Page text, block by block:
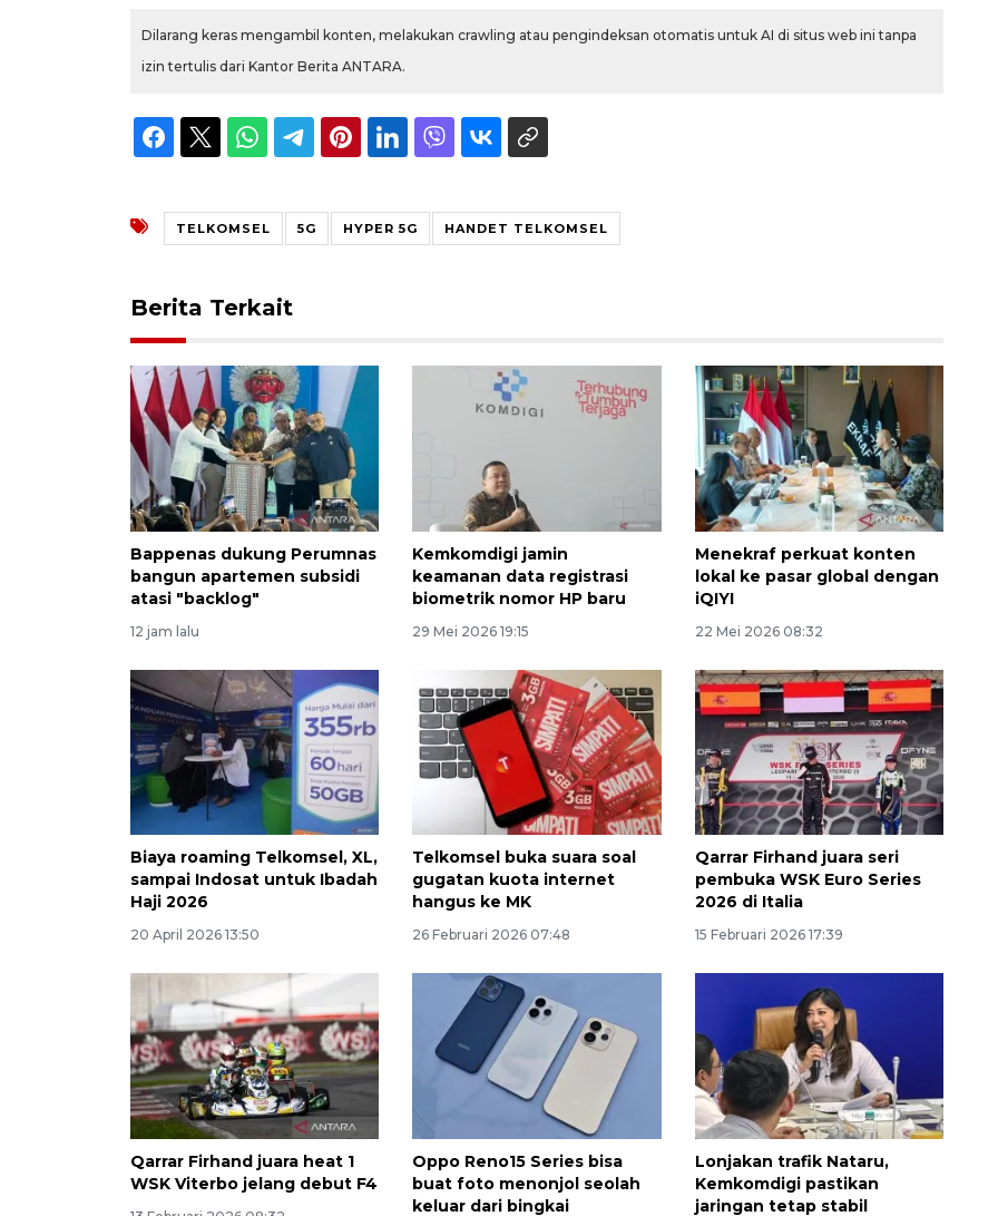
Dilarang keras mengambil konten, melakukan crawling atau pengindeksan otomatis untuk AI di situs web ini tanpa
izin tertulis dari Kantor Berita ANTARA.
TELKOMSEL 5G HYPER 5G HANDET TELKOMSEL
Berita Terkait
Bappenas dukung Perumnas
bangun apartemen subsidi
atasi "backlog"
12 jam lalu
Kemkomdigi jamin
keamanan data registrasi
biometrik nomor HP baru
29 Mei 2026 19:15
Menekraf perkuat konten
lokal ke pasar global dengan
iQIYI
22 Mei 2026 08:32
Biaya roaming Telkomsel, XL,
sampai Indosat untuk Ibadah
Haji 2026
20 April 2026 13:50
Telkomsel buka suara soal
gugatan kuota internet
hangus ke MK
26 Februari 2026 07:48
Qarrar Firhand juara seri
pembuka WSK Euro Series
2026 di Italia
15 Februari 2026 17:39
Qarrar Firhand juara heat 1
WSK Viterbo jelang debut F4
Oppo Reno15 Series bisa
buat foto menonjol seolah
keluar dari bingkai
Lonjakan trafik Nataru,
Kemkomdigi pastikan
jaringan tetap stabil
Ekonomi triwulan II-2026
tumbuh 5,29 persen
2026-08-06 18:45:00